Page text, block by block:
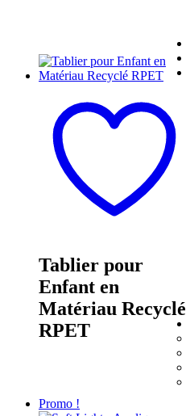
Tablier pour
Enfant en
Matériau Recyclé
RPET
Promo !